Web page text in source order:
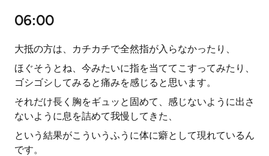
06:00
大抵の方は、カチカチで全然指が入らなかったり、
ほぐそうとね、今みたいに指を当ててこすってみたり、
ゴシゴシしてみると痛みを感じると思います。
それだけ長く胸をギュッと固めて、感じないように出さ
ないように息を詰めて我慢してきた、
という結果がこういうふうに体に癖として現れているん
です。